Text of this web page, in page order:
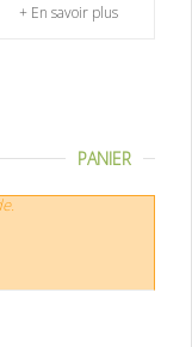
+ En savoir plus
PANIER